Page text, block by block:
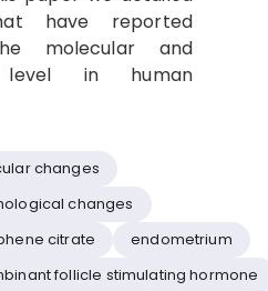
have reported
molecular and
level in human
changes
changes
citrate
endometrium
follicle stimulating hormone